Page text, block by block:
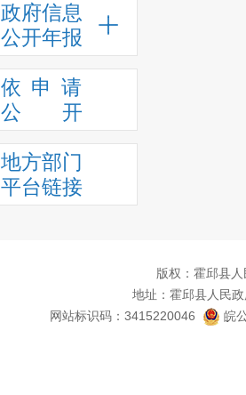
政府信息
公开年报
依申请
公
开
地方部门
平台链接
版权：霍邱县
地址：霍邱县人民
网站标识码：3415220046
皖